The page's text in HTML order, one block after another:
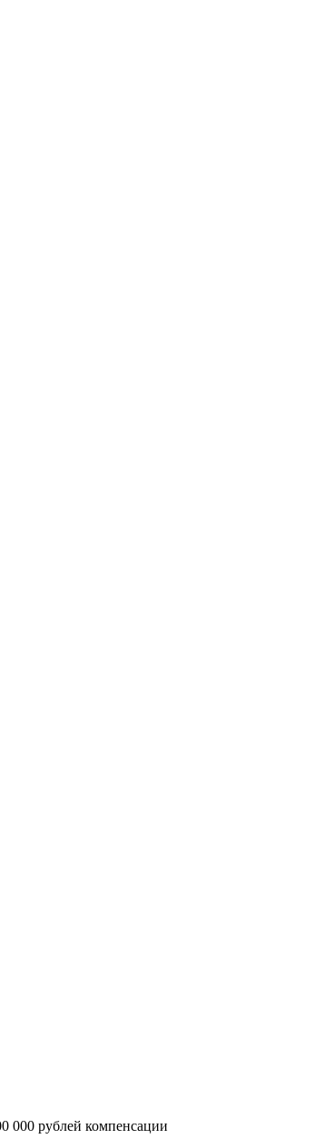
000 рублей компенсации